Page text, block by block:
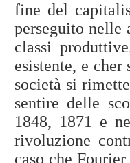
fine del
perseguito
classi
esistente, e
società si
sentire delle
1848, 1871 e
rivoluzione
caso che